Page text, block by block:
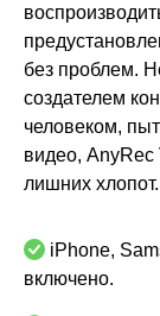
без проблем.
создателем
человеком,
видео, AnyRec
лишних хлопот.
iPhone,
включено.